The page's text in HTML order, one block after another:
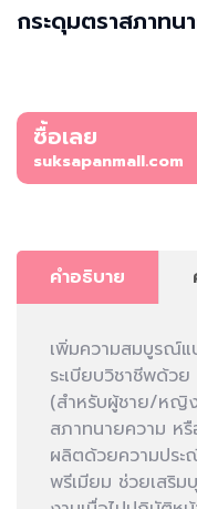
กระดุมตราสภาทน
ซื้อเลย
suksapanmall.com
คำอธิบาย
เพิ่มความสมบูรณ์แ
ระเบียบวิชาชีพด้ว
(สำหรับผู้ชาย/หญิง
สภาทนายความ ห
ผลิตด้วยความประ
พรีเมียม ช่วยเสริม